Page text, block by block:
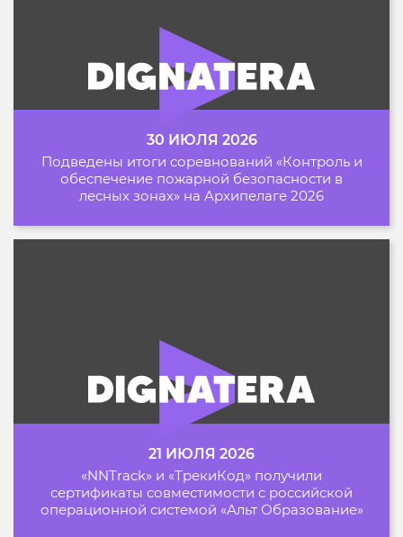
30 ИЮЛЯ 2026
Подведены итоги соревнований «Контроль и
обеспечение пожарной безопасности в
лесных зонах» на Архипелаге 2026
21 ИЮЛЯ 2026
«NNTrack» и «ТрекиКод» получили
сертификаты совместимости с российской
операционной системой «Альт Образование»